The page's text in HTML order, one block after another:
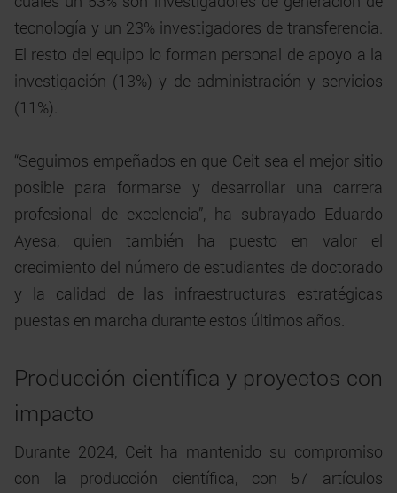
tecnología y un 23% investigadores de transferencia.
El resto del equipo lo forman personal de apoyo a la
investigación (13%) y de administración y servicios
(11%).
“Seguimos empeñados en que Ceit sea el mejor sitio
posible para formarse y desarrollar una carrera
profesional de excelencia”, ha subrayado Eduardo
Ayesa, quien también ha puesto en valor el
crecimiento del número de estudiantes de doctorado
y la calidad de las infraestructuras estratégicas
puestas en marcha durante estos últimos años.
Producción científica y proyectos con
impacto
Durante 2024, Ceit ha mantenido su compromiso
con la producción científica, con 57 artículos